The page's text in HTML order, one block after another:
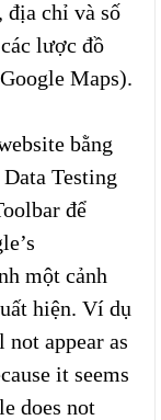
địa chỉ và số
lược đồ
Maps).
bằng
Testing
để
một cảnh
hiện. Ví dụ
appear as
it seems
does not